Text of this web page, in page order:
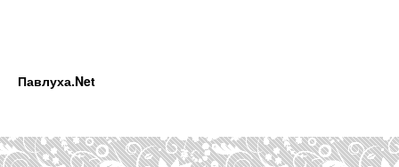
Павлуха.Net